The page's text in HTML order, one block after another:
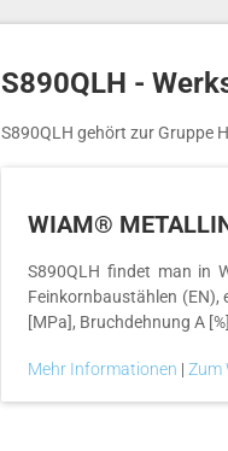
S890QLH -
S890QLH gehört zur Gruppe
WIAM®
S890QLH findet man in
Feinkornbaustählen (EN),
[MPa], Bruchdehnung A
Mehr Informationen | Zum